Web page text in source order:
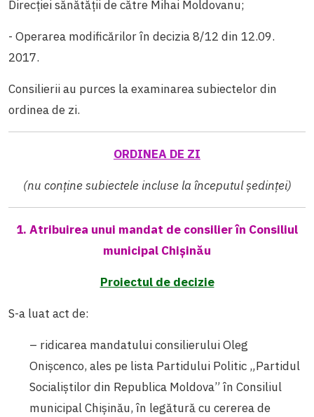
Direcției sănătății de către Mihai Moldovanu;
- Operarea modificărilor în decizia 8/12 din 12.09.
2017.
Consilierii au purces la examinarea subiectelor din
ordinea de zi.
ORDINEA DE ZI
(nu conține subiectele incluse la începutul ședinței)
1. Atribuirea unui mandat de consilier în Consiliul
municipal Chișinău
Proiectul de decizie
S-a luat act de:
– ridicarea mandatului consilierului Oleg
Onişcenco, ales pe lista Partidului Politic „Partidul
Socialiştilor din Republica Moldova” în Consiliul
municipal Chişinău, în legătură cu cererea de